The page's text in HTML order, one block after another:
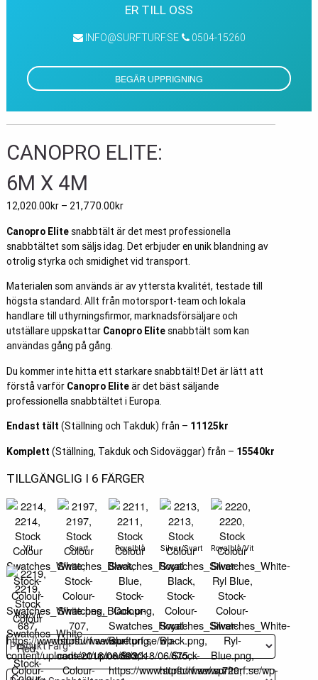
ER TILL OSS
INFO@SURFTURF.SE 0504-15260
BEGÄR UPPRIGNING
CANOPRO ELITE:
6M X 4M
12,020.00kr – 21,770.00kr
Canopro Elitesnabbtält är det mest professionella
snabbtältet som säljs idag. Det erbjuder en unik blandning av
otrolig styrka och smidighet vid transport.
Materialen som används är av yttersta kvalitét, testade till
högsta standard. Allt från motorsport-team och lokala
handlare till uthyrningsfirmor, marknadsförsäljare och
utställare uppskattar Canopro Elitesnabbtält som kan
användas gång på gång.
Du kommer inte hitta ett starkare snabbtält! Det är lätt att
förstå varför Canopro Eliteär det bäst säljande
professionella snabbtältet i Europa.
Endast tält (Ställning och Takduk) från – 11125kr
Komplett (Ställning, Takduk och Sidoväggar) från – 15540kr
TILLGÄNGLIG I 6 FÄRGER
Vit Svart Royalblå Silver/Svart Royalblå/Vit
Röd/Vit